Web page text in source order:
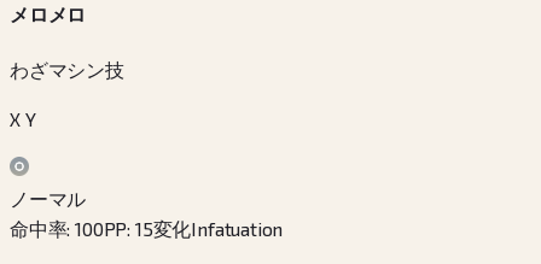
メロメロ
わざマシン技
X Y
ノーマル
命中率:100PP: 15変化Infatuation